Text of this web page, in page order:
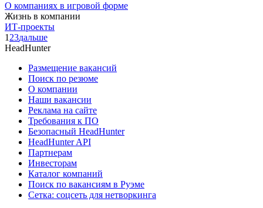
О компаниях в игровой форме
Жизнь в компании
ИТ-проекты
1 23дальше
HeadHunter
Размещение вакансий
Поиск по резюме
О компании
Наши вакансии
Реклама на сайте
Требования к ПО
Безопасный HeadHunter
HeadHunter API
Партнерам
Инвесторам
Каталог компаний
Поиск по вакансиям в Руэме
Сетка: соцсеть для нетворкинга